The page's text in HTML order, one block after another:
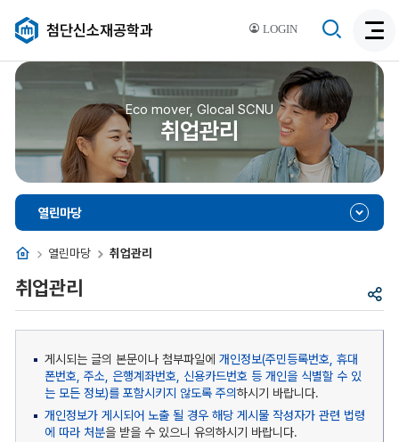
LOGIN
첨단신소재공학과
색
활
성
색
Eco mover, Glocal SCNU
취업관리
홈 열린마당 취업관리
열린마당
공
취업관리
게시되는 글의 본문이나 첨부파일에 개인정보(주민등록번호, 휴대
폰번호, 주소, 은행계좌번호, 신용카드번호 등 개인을 식별할 수 있
는 모든 정보)를 포함시키지 않도록 주의하시기 바랍니다.
개인정보가 게시되어 노출 될 경우 해당 게시물 작성자가 관련 법령
에 따라 처분을 받을 수 있으니 유의하시기 바랍니다.